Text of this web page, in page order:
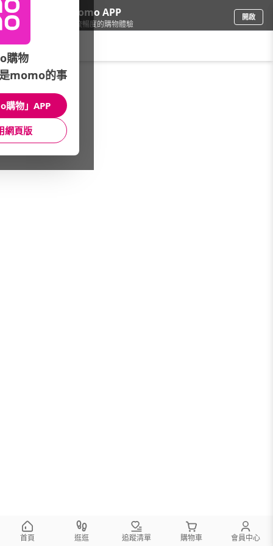
下載momo APP
給你3倍流暢度的購物體驗
開啟
家電/液晶電視/國產品牌
館長推薦 月銷量
首頁 逛逛 追蹤清單 購物車 會員中心
購物
momo的事
購物」APP
網頁版